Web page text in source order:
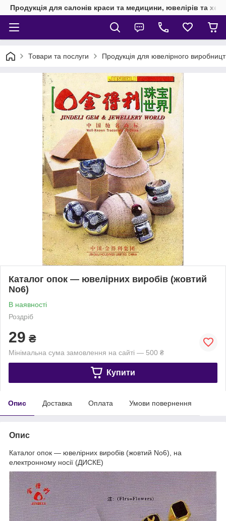
Продукція для салонів краси та медицини, ювелірів та
Товари та послуги Продукція для ювелірного
Каталог опок — ювелірних виробів (жовтий
No6)
В наявності
Роздріб
29 ₴
Мінімальна сума замовлення на сайті — 500 ₴
Купити
Опис Доставка Оплата Умови повернення
Опис
Каталог опок — ювелірних виробів (жовтий No6), на
електронному носії (ДИСКЕ)